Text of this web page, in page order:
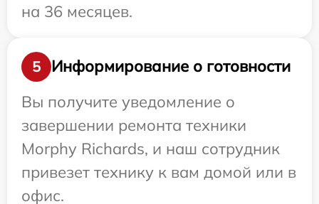
на 36 месяцев.
5
Информирование о готовности
Вы получите уведомление о
завершении ремонта техники
Morphy Richards, и наш сотрудник
привезет технику к вам домой или в
офис.